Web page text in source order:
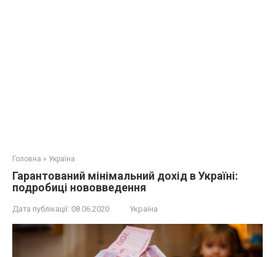
Головна » Україна
Гарантований мінімальний дохід в Україні:
подробиці нововведення
Дата публікації: 08.06.2020 Україна